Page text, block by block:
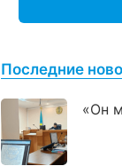
Последние
«Он